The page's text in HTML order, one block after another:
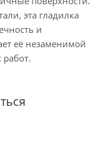
эта гладилка
и
её незаменимой